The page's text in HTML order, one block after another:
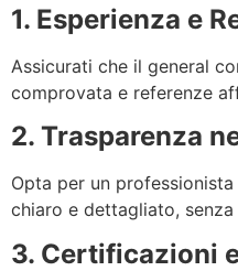
1. Esperienza e
Assicurati che il general
comprovata e referenze
2. Trasparenza
Opta per un
chiaro e dettagliato,
3. Certificazioni